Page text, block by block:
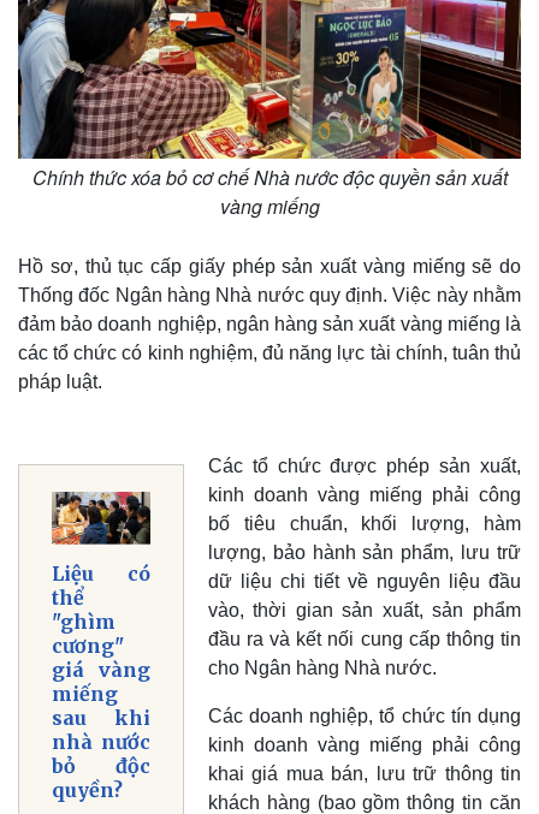
Kinh tế
Bất động sản
Khởi nghiệp
Thị trường
Giá vàng
Tiêu dùng
Tỷ giá
Chứng khoán
Giá cà phê
Chính thức xóa bỏ cơ chế Nhà nước độc quyền sản xuất
vàng miếng
Hồ sơ, thủ tục cấp giấy phép sản xuất vàng miếng sẽ do
Thống đốc Ngân hàng Nhà nước quy định. Việc này nhằm
đảm bảo doanh nghiệp, ngân hàng sản xuất vàng miếng là
các tổ chức có kinh nghiệm, đủ năng lực tài chính, tuân thủ
pháp luật.
Liệu có
thể
"ghìm
cương"
giá vàng
miếng
sau khi
nhà nước
bỏ độc
quyền?
Các tổ chức được phép sản xuất,
kinh doanh vàng miếng phải công
bố tiêu chuẩn, khối lượng, hàm
lượng, bảo hành sản phẩm, lưu trữ
dữ liệu chi tiết về nguyên liệu đầu
vào, thời gian sản xuất, sản phẩm
đầu ra và kết nối cung cấp thông tin
cho Ngân hàng Nhà nước.
Các doanh nghiệp, tổ chức tín dụng
kinh doanh vàng miếng phải công
khai giá mua bán, lưu trữ thông tin
khách hàng (bao gồm thông tin căn